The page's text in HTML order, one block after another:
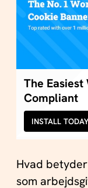
The Easiest
Compliant
INSTALL TODAY
Hvad
som